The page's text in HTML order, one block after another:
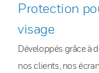
Protection
visage
Développés grâce à
nos clients, nos